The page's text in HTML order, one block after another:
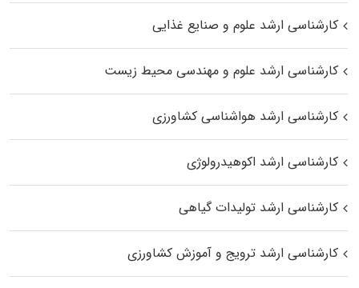
کارشناسی ارشد علوم و صنایع غذایی
کارشناسی ارشد علوم و مهندسی محیط زیست
کارشناسی ارشد هواشناسی کشاورزی
کارشناسی ارشد اکوهیدرولوژی
کارشناسی ارشد تولیدات گیاهی
کارشناسی ارشد ترویج و آموزش کشاورزی